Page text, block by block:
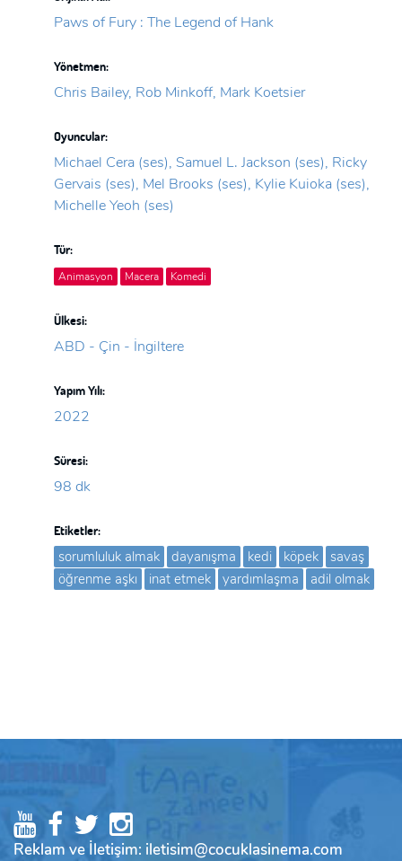
Paws of Fury : The Legend of Hank
Yönetmen:
Chris Bailey, Rob Minkoff, Mark Koetsier
Oyuncular:
Michael Cera (ses), Samuel L. Jackson (ses), Ricky
Gervais (ses), Mel Brooks (ses), Kylie Kuioka (ses),
Michelle Yeoh (ses)
Tür:
Animasyon Macera Komedi
Ülkesi:
ABD - Çin - İngiltere
Yapım Yılı:
2022
Süresi:
98 dk
Etiketler:
sorumluluk almak dayanışma kedi köpek
savaş
öğrenme aşkı
inat etmek yardımlaşma adil olmak
Reklam ve İletişim: iletisim@cocuklasinema.com